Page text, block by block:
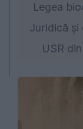
Legea
Juridică și
USR